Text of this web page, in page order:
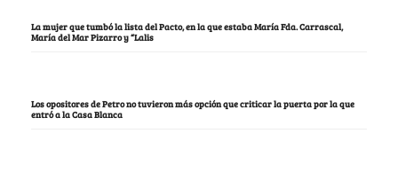
La mujer que tumbó la lista del Pacto, en la que estaba María Fda. Carrascal,
María del Mar Pizarro y “Lalis
Los opositores de Petro no tuvieron más opción que criticar la puerta por la que
entró a la Casa Blanca